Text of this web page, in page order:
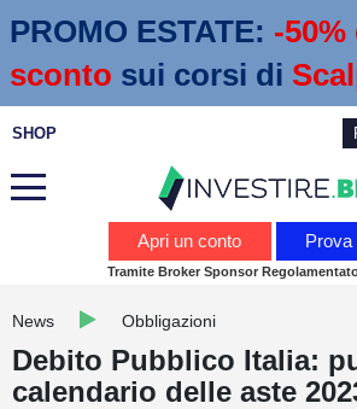
PROMO ESTATE: -50%
sconto sui corsi di
SHOP
Calendario economico
Webinar
Apri un conto Prova
Tramite Broker Sponsor
News Obbligazioni
Debito Pubblico Italia:
calendario delle aste